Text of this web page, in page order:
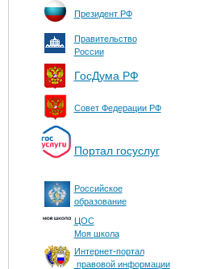
Президент РФ
Правительство
России
ГосДума РФ
Совет Федерации РФ
Портал госуслуг
Российское
образование
ЦОС
Моя школа
Интернет-портал
правовой информации